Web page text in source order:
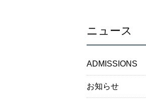
ニュース
ADMISSIONS
お知らせ